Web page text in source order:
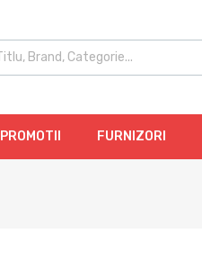
PROMOTII FURNIZORI